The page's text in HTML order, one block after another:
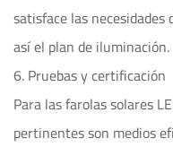
satisface las
así el plan de iluminación.
6. Pruebas y certificación
Para las farolas solares
pertinentes son medios